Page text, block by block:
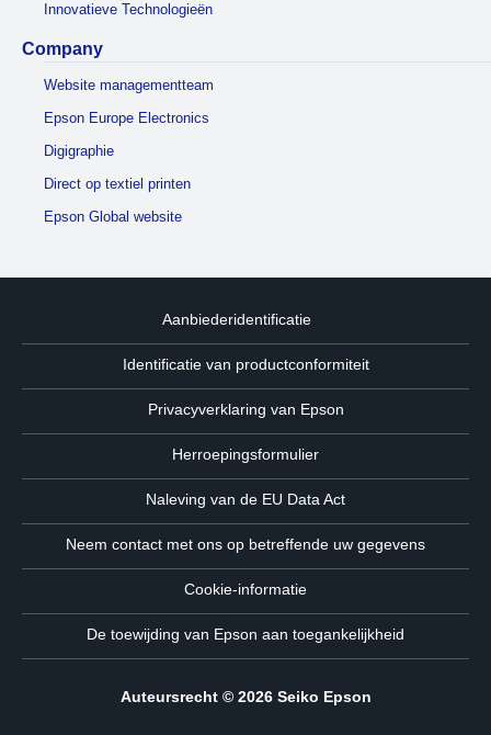
Innovatieve Technologieën
Company
Website managementteam
Epson Europe Electronics
Digigraphie
Direct op textiel printen
Epson Global website
Aanbiederidentificatie
Identificatie van productconformiteit
Privacyverklaring van Epson
Herroepingsformulier
Naleving van de EU Data Act
Neem contact met ons op betreffende uw gegevens
Cookie-informatie
De toewijding van Epson aan toegankelijkheid
Auteursrecht © 2026 Seiko Epson